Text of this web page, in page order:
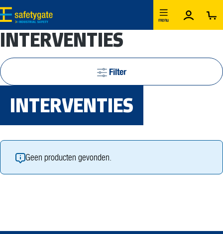
Ga naar de hoofdinhoud
menu
INTERVENTIES
Filter
INTERVENTIES
Geen producten gevonden.